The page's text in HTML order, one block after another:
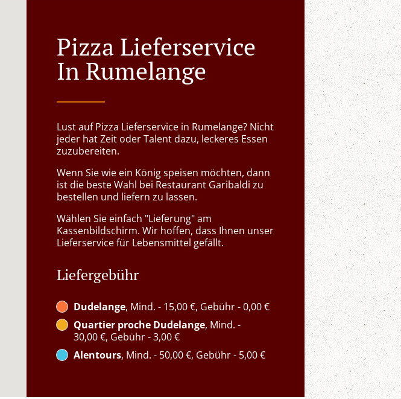
Pizza Lieferservice
In Rumelange
Lust auf Pizza Lieferservice in Rumelange? Nicht
jeder hat Zeit oder Talent dazu, leckeres Essen
zuzubereiten.
Wenn Sie wie ein König speisen möchten, dann
ist die beste Wahl bei Restaurant Garibaldi zu
bestellen und liefern zu lassen.
Wählen Sie einfach "Lieferung" am
Kassenbildschirm. Wir hoffen, dass Ihnen unser
Lieferservice für Lebensmittel gefällt.
Liefergebühr
Dudelange, Mind. - 15,00 €, Gebühr - 0,00 €
Quartier proche Dudelange, Mind. -
30,00 €, Gebühr - 3,00 €
Alentours, Mind. - 50,00 €, Gebühr - 5,00 €